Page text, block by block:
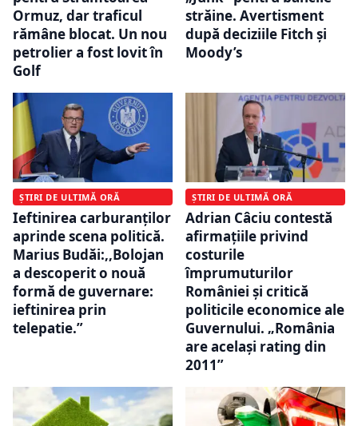
Ormuz, dar traficul
rămâne blocat. Un nou
petrolier a fost lovit în
Golf
străine. Avertisment
după deciziile Fitch și
Moody’s
ȘTIRI DE ULTIMĂ ORĂ
Ieftinirea carburanților
aprinde scena politică.
Marius Budăi:,,Bolojan
a descoperit o nouă
formă de guvernare:
ieftinirea prin
telepatie.”
ȘTIRI DE ULTIMĂ ORĂ
Adrian Câciu contestă
afirmațiile privind
costurile
împrumuturilor
României și critică
politicile economice ale
Guvernului. „România
are același rating din
2011”